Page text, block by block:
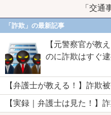
「交通
「詐欺」の最新記事
【元警察官が教
のに詐欺はすぐ
【弁護士が教える！】詐欺
【実録｜弁護士は見た！】